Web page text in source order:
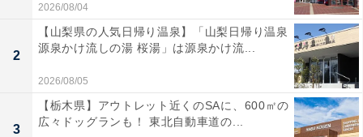
2026/08/04
2
【山梨県の人気日帰り温泉】「山梨日帰り温泉
源泉かけ流しの湯 桜湯」は源泉かけ流...
2026/08/05
3
【栃木県】アウトレット近くのSAに、600㎡の
広々ドッグランも！ 東北自動車道の...